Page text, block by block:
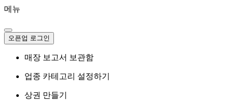
메뉴
오픈업 로그인
매장 보고서 보관함
업종 카테고리 설정하기
상권 만들기